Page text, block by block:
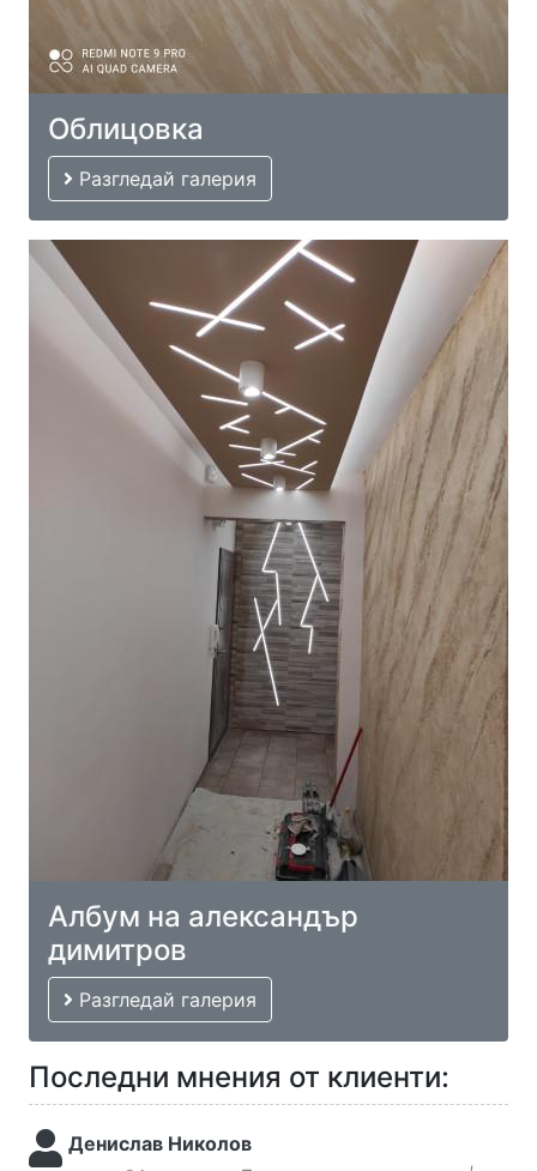
Облицовка
Разгледай галерия
Албум на александър
димитров
Разгледай галерия
Последни мнения от клиенти:
Денислав Николов